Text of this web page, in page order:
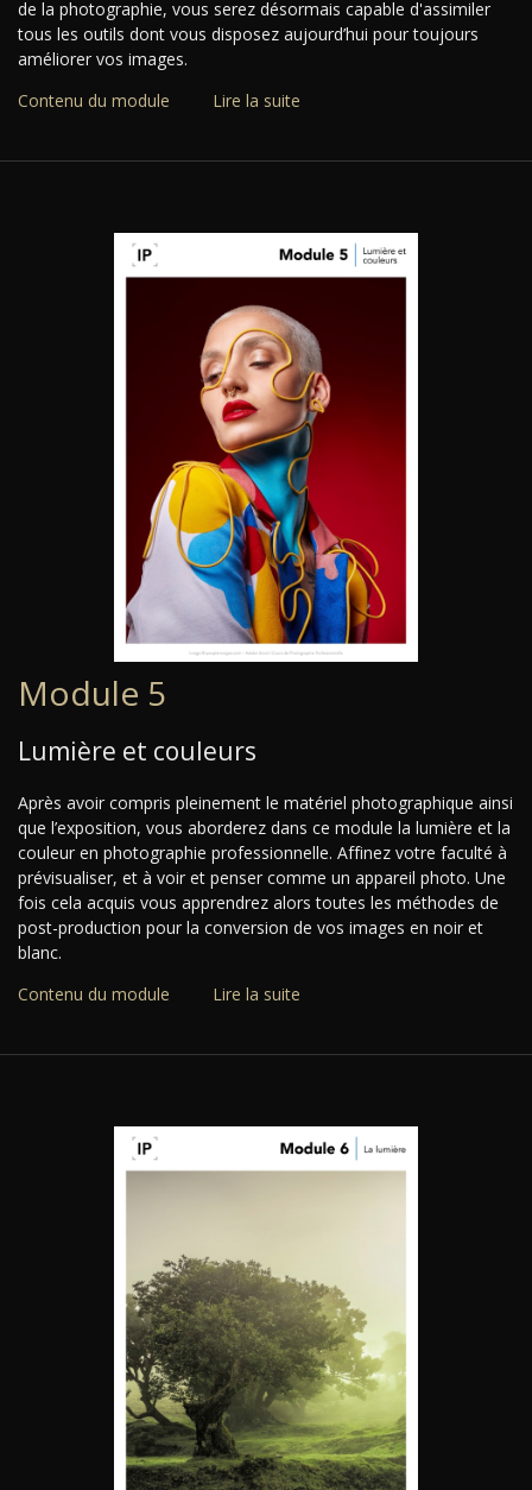
de la photographie, vous serez désormais capable d'assimiler
tous les outils dont vous disposez aujourd’hui pour toujours
améliorer vos images.
Contenu du module
Lire la suite
Module 5
Lumière et couleurs
Après avoir compris pleinement le matériel photographique ainsi
que l’exposition, vous aborderez dans ce module la lumière et la
couleur en photographie professionnelle. Affinez votre faculté à
prévisualiser, et à voir et penser comme un appareil photo. Une
fois cela acquis vous apprendrez alors toutes les méthodes de
post-production pour la conversion de vos images en noir et
blanc.
Contenu du module
Lire la suite